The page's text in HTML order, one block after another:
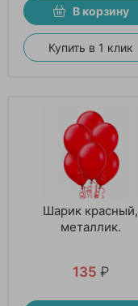
В корзину
Купить в 1 клик
Шарик красный,
металлик.
135 ₽